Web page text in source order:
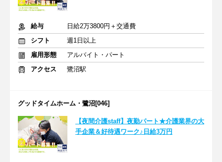
給与
日給2万3800円＋交通費
シフト
週1日以上
雇用形態
アルバイト・パート
アクセス
鷺沼駅
グッドタイムホーム・鷺沼[046]
【夜間介護staff】夜勤パート★介護業界の大
手企業＆好待遇ワーク♪日給3万円